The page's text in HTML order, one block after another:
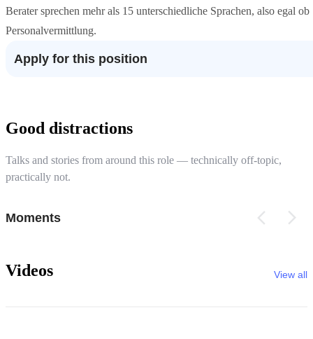
Berater sprechen mehr als 15 unterschiedliche Sprachen, also egal
Personalvermittlung.
Apply for this position
Good distractions
Talks and stories from around this role — technically off-topic,
practically not.
Moments
Videos View all